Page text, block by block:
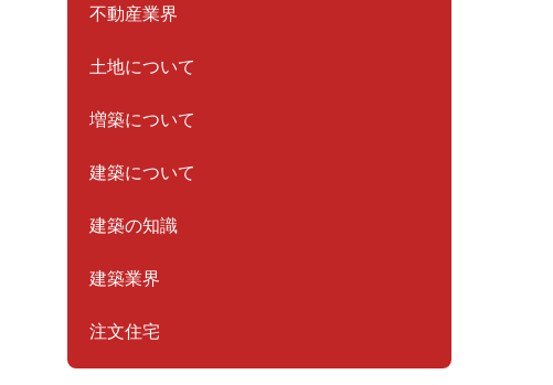
不動産業界
土地について
増築について
建築について
建築の知識
建築業界
注文住宅